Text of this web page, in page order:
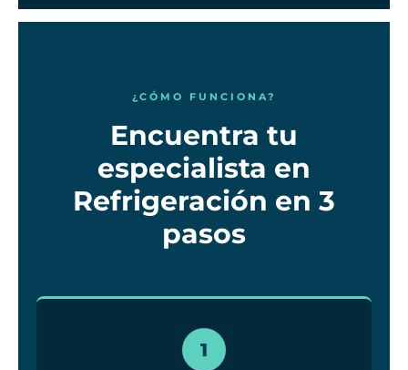
¿CÓMO FUNCIONA?
Encuentra tu
especialista en
Refrigeración en 3
pasos
1